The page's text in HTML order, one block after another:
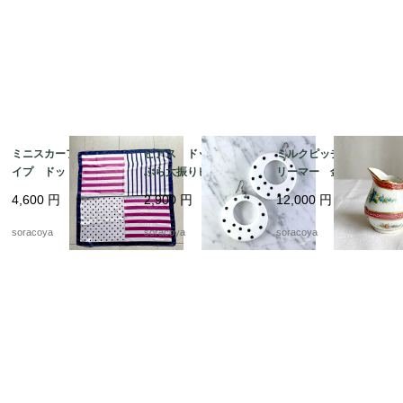
ミニスカーフ ストラ
イプ ドット ビビッ
ド ピンク ネイビ
ー 12acdf20
4,600 円
soracoya
ピアス ドット ぶら
ぶら大振りピアス 軽
くて大きいピアス 12
acce5
2,900 円
soracoya
ミルクピッチャー ク
リーマー 金彩格子
花ブーケ手描き クラシ
ックスタイル 19twm
57
12,000 円
soracoya